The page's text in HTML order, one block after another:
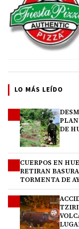
LO MÁS LEÍDO
DE
CUERPOS EN
RETIRAN
TORMENTA DE